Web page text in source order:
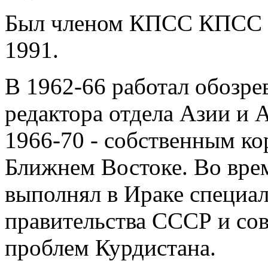
Был членом КПСС КПСС с
1991.
В 1962-66 работал
редактора отдела Азии и
1966-70 - собственным
Ближнем Востоке. Во
выполнял в Ираке
правительства СССР и
проблем Курдистана.